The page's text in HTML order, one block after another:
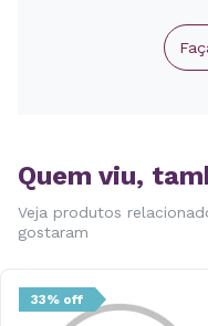
Quem viu,
Veja produtos
gostaram
33% off